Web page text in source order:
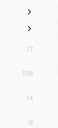
77
108
14
8